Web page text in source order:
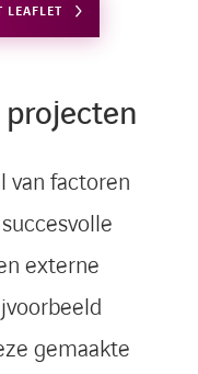
LEAFLET
van factoren
externe
gemaakte